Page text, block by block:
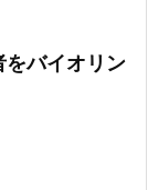
をバイオリン